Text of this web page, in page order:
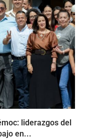
liderazgos del
en...